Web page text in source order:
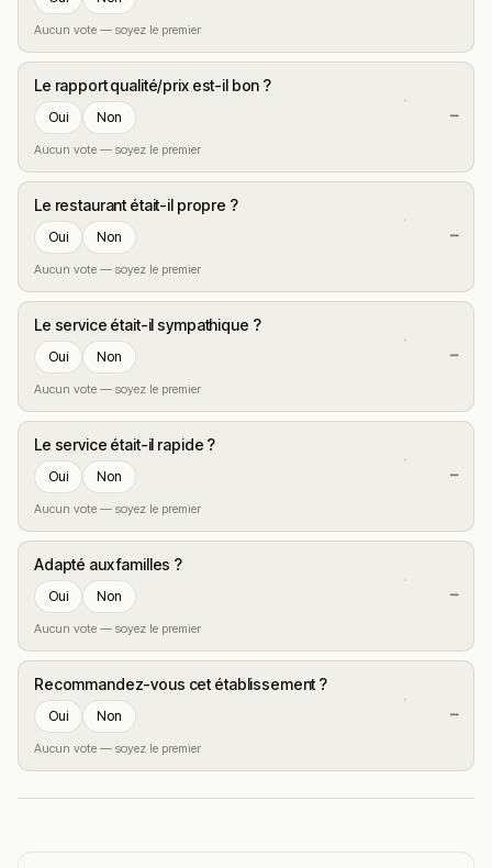
Aucun vote — soyez le premier
Le rapport qualité/prix est-il bon ?
Oui Non
Aucun vote — soyez le premier
—
Le restaurant était-il propre ?
Oui Non
Aucun vote — soyez le premier
—
Le service était-il sympathique ?
Oui Non
Aucun vote — soyez le premier
—
Le service était-il rapide ?
Oui Non
Aucun vote — soyez le premier
—
Adapté aux familles ?
Oui Non
Aucun vote — soyez le premier
—
Recommandez-vous cet établissement ?
Oui Non
Aucun vote — soyez le premier
—